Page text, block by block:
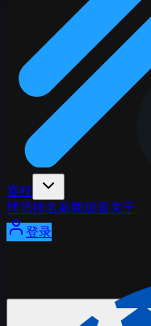
赛程
球员排名新闻观看关于
登录